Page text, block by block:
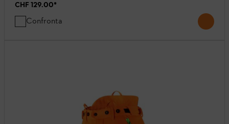
CHF 129.00*
Confronta